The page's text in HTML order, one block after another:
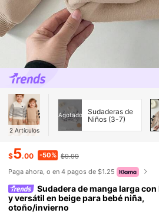
2 Artículos
Agotado
Sudaderas de
Niños (3-7)
$5.00 -50% $9.99
Paga ahora, o en 4 pagos de $1.25
Sudadera de manga larga
y versátil en beige para bebé niña,
otoño/invierno